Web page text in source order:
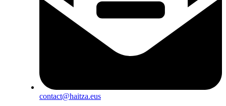
contact@haitza.eus